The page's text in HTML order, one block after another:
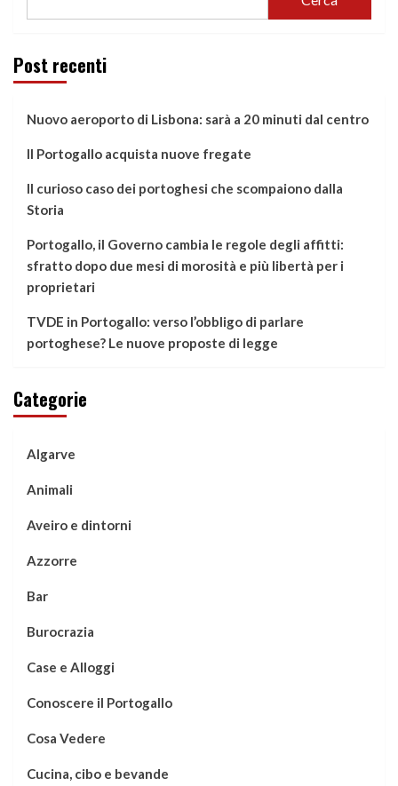
Post recenti
Nuovo aeroporto di Lisbona: sarà a 20 minuti dal centro
Il Portogallo acquista nuove fregate
Il curioso caso dei portoghesi che scompaiono dalla
Storia
Portogallo, il Governo cambia le regole degli affitti:
sfratto dopo due mesi di morosità e più libertà per i
proprietari
TVDE in Portogallo: verso l’obbligo di parlare
portoghese? Le nuove proposte di legge
Categorie
Algarve
Animali
Aveiro e dintorni
Azzorre
Bar
Burocrazia
Case e Alloggi
Conoscere il Portogallo
Cosa Vedere
Cucina, cibo e bevande